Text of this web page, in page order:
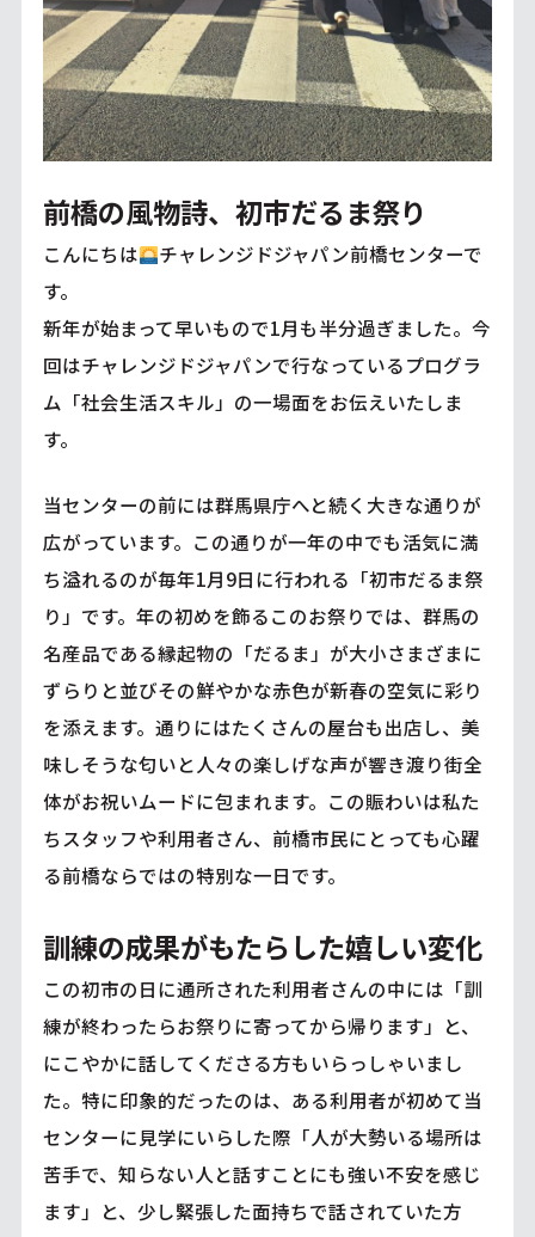
前橋の風物詩、初市だるま祭り
こんにちは
チャレンジドジャパン前橋センターで
す。
新年が始まって早いもので1月も半分過ぎました。今
回はチャレンジドジャパンで行なっているプログラ
ム「社会生活スキル」の一場面をお伝えいたしま
す。
当センターの前には群馬県庁へと続く大きな通りが
広がっています。この通りが一年の中でも活気に満
ち溢れるのが毎年1月9日に行われる「初市だるま祭
り」です。年の初めを飾るこのお祭りでは、群馬の
名産品である縁起物の「だるま」が大小さまざまに
ずらりと並びその鮮やかな赤色が新春の空気に彩り
を添えます。通りにはたくさんの屋台も出店し、美
味しそうな匂いと人々の楽しげな声が響き渡り街全
体がお祝いムードに包まれます。この賑わいは私た
ちスタッフや利用者さん、前橋市民にとっても心躍
る前橋ならではの特別な一日です。
訓練の成果がもたらした嬉しい変化
この初市の日に通所された利用者さんの中には「訓
練が終わったらお祭りに寄ってから帰ります」と、
にこやかに話してくださる方もいらっしゃいまし
た。特に印象的だったのは、ある利用者が初めて当
センターに見学にいらした際「人が大勢いる場所は
苦手で、知らない人と話すことにも強い不安を感じ
ます」と、少し緊張した面持ちで話されていた方